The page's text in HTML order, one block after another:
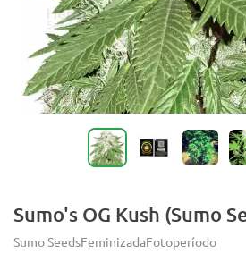
Sumo's OG Kush (Sumo
Sumo SeedsFeminizadaFotoperíodo